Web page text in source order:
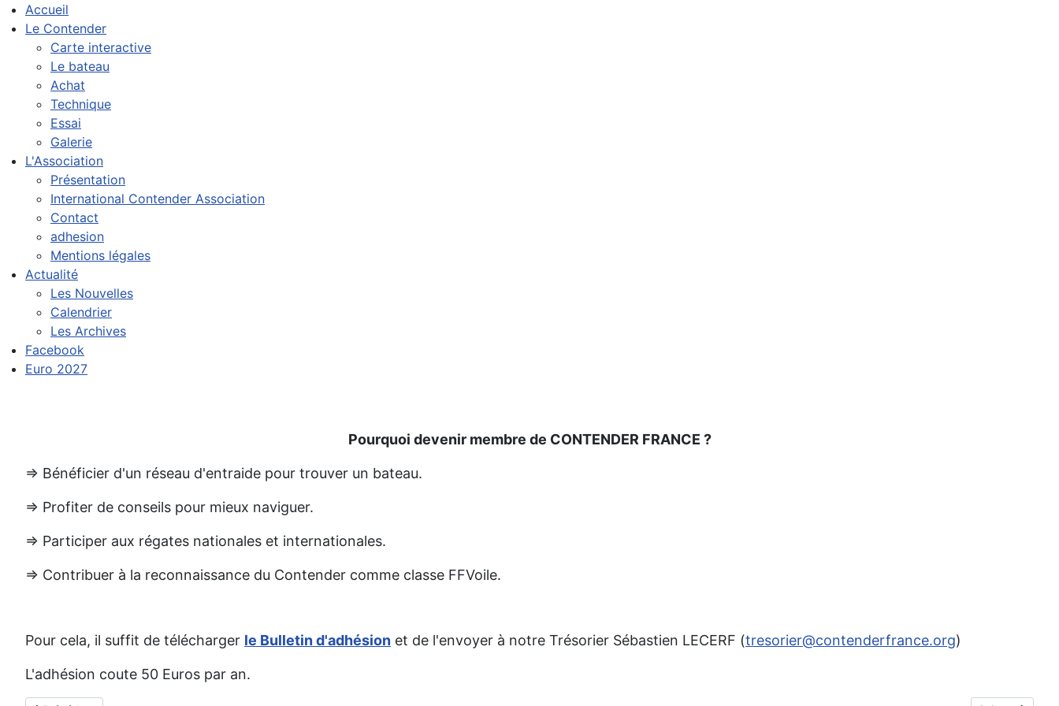
Accueil
Le Contender
Carte interactive
Le bateau
Achat
Technique
Essai
Galerie
L'Association
Présentation
International Contender Association
Contact
adhesion
Mentions légales
Actualité
Les Nouvelles
Calendrier
Les Archives
Facebook
Euro 2027
Pourquoi devenir membre de CONTENDER FRANCE ?
=> Bénéficier d'un réseau d'entraide pour trouver un bateau.
=> Profiter de conseils pour mieux naviguer.
=> Participer aux régates nationales et internationales.
=> Contribuer à la reconnaissance du Contender comme classe FFVoile.
Pour cela, il suffit de télécharger le Bulletin d'adhésion et de l'envoyer à notre Trésorier Sébastien LECERF (tresorier@contenderfrance.org)
L'adhésion coute 50 Euros par an.